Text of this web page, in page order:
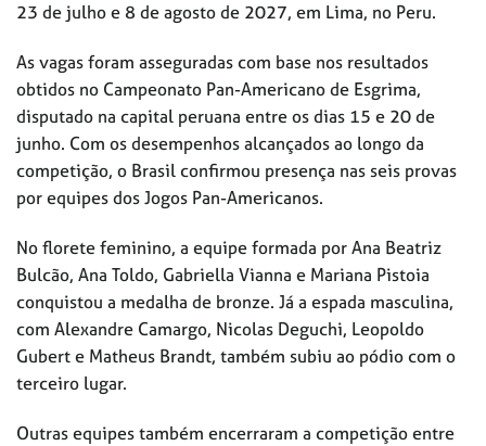
23 de julho e 8 de agosto de 2027, em Lima, no Peru.
As vagas foram asseguradas com base nos resultados
obtidos no Campeonato Pan-Americano de Esgrima,
disputado na capital peruana entre os dias 15 e 20 de
junho. Com os desempenhos alcançados ao longo da
competição, o Brasil confirmou presença nas seis provas
por equipes dos Jogos Pan-Americanos.
No florete feminino, a equipe formada por Ana Beatriz
Bulcão, Ana Toldo, Gabriella Vianna e Mariana Pistoia
conquistou a medalha de bronze. Já a espada masculina,
com Alexandre Camargo, Nicolas Deguchi, Leopoldo
Gubert e Matheus Brandt, também subiu ao pódio com o
terceiro lugar.
Outras equipes também encerraram a competição entre